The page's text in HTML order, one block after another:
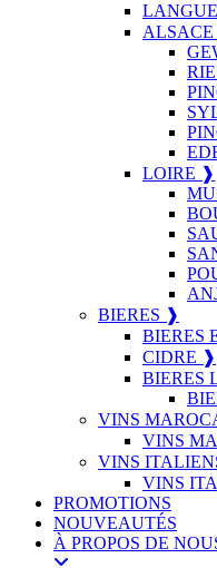
LOIRE ❱
BIERES ❱
BIERES
CIDRE ❱
BIERES
VINS
VINS
VINS
VINS
PROMOTIONS
NOUVEAUTÉS
À PROPOS DE